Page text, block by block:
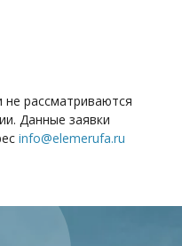
рассматриваются
Данные заявки
info@elemerufa.ru